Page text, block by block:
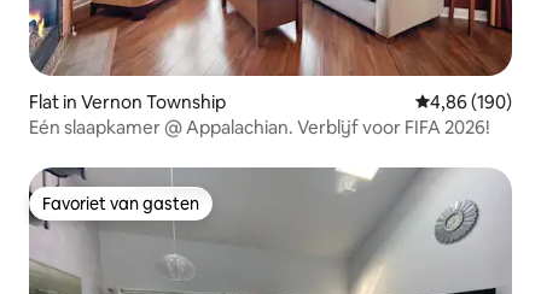
Flat in Vernon Township Gemiddelde
4,86 (190)
Eén slaapkamer @ Appalachian. Verblijf voor FIFA 2026!
Favoriet van gasten
Favoriet van gasten